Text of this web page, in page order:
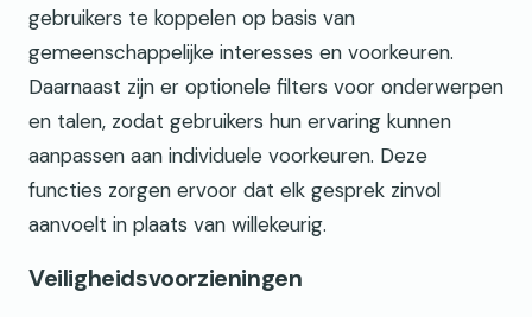
gebruikers te koppelen op basis van
gemeenschappelijke interesses en voorkeuren.
Daarnaast zijn er optionele filters voor onderwerpen
en talen, zodat gebruikers hun ervaring kunnen
aanpassen aan individuele voorkeuren. Deze
functies zorgen ervoor dat elk gesprek zinvol
aanvoelt in plaats van willekeurig.
Veiligheidsvoorzieningen